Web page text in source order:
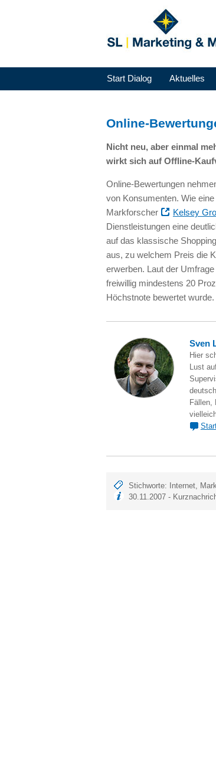
Start Dialog Aktuelles
Online-
Nicht neu, aber einmal
wirkt sich auf Offline-
Online-Bewertungen
von Konsumenten. Wie
Markforscher
Kelsey
Dienstleistungen eine
auf das klassische
aus, zu welchem Preis die
erwerben. Laut der
freiwillig mindestens 20
Höchstnote bewertet wurde.
Sven
Hier
Lust
Fällen,
Stichworte: Internet,
30.11.2007 -